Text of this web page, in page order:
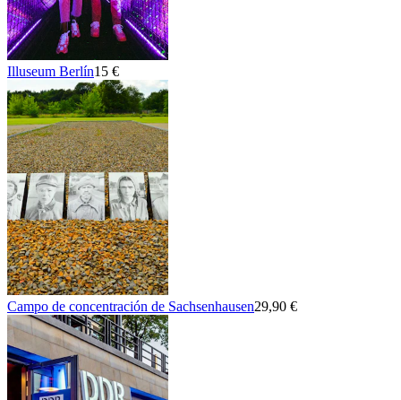
Illuseum Berlín15 €
Campo de concentración de Sachsenhausen29,90 €